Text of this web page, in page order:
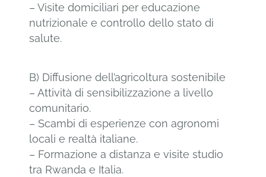
– Visite domiciliari per educazione
nutrizionale e controllo dello stato di
salute.
B) Diffusione dell’agricoltura sostenibile
– Attività di sensibilizzazione a livello
comunitario.
– Scambi di esperienze con agronomi
locali e realtà italiane.
– Formazione a distanza e visite studio
tra Rwanda e Italia.